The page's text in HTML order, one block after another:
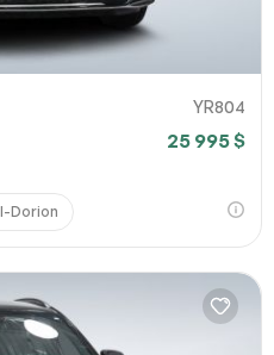
YR804
25 995 $
Dorion